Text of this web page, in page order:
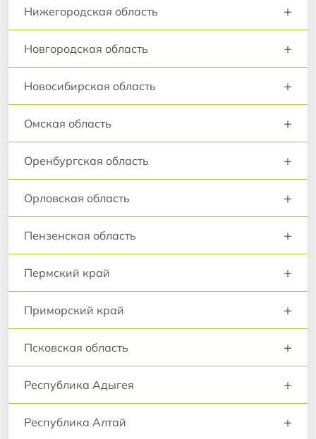
Нижегородская область +
Новгородская область +
Новосибирская область +
Омская область +
Оренбургская область +
Орловская область +
Пензенская область +
Пермский край +
Приморский край +
Псковская область +
Республика Адыгея +
Республика Алтай +